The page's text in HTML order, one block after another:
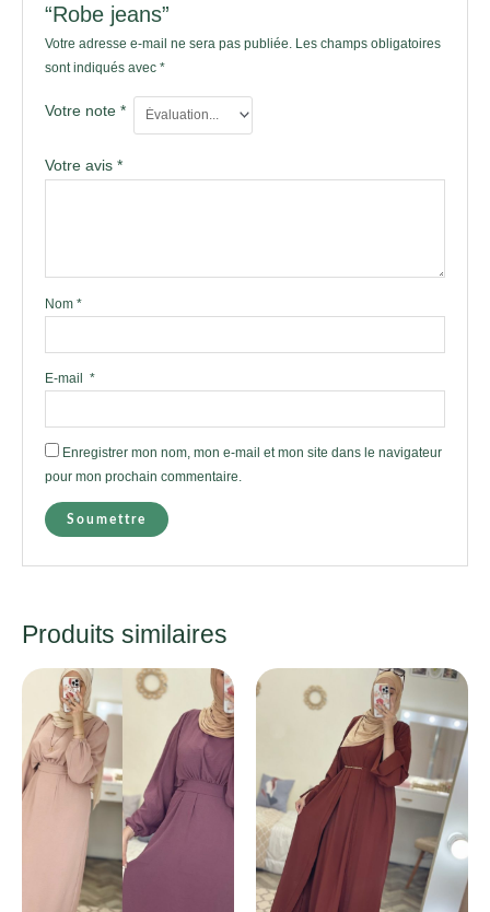
“Robe jeans”
Votre adresse e-mail ne sera pas publiée. Les champs obligatoires
sont indiqués avec*
Votre note*
Votre avis*
Nom*
E-mail*
Enregistrer mon nom, mon e-mail et mon site dans le navigateur
pour mon prochain commentaire.
Produits similaires